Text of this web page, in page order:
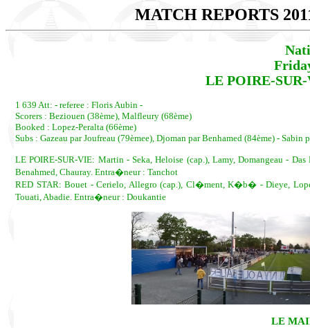
MATCH REPORTS
LE POIRE-
1 639 Att: - referee : Floris Aubin -
Scorers : Beziouen (38ème), Malfleury (68ème)
Booked : Lopez-Peralta (66ème)
Subs : Gazeau par Joufreau (79èmee), Djoman par Benhamed (84ème) -
LE POIRE-SUR-VIE: Martin - Seka, Heloise (cap.), Lamy, Domangeau -
Benahmed, Chauray. Entra�neur : Tanchot
RED STAR: Bouet - Cerielo, Allegro (cap.), Cl�ment, K�b� - Dieye,
Touati, Abadie. Entra�neur : Doukantie
LE